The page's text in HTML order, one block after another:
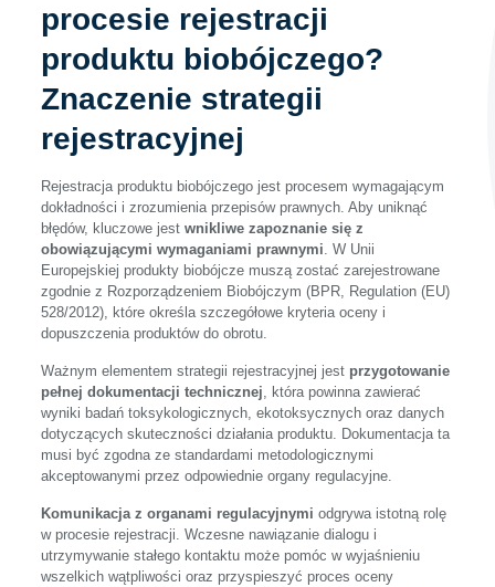
procesie rejestracji
produktu biobójczego?
Znaczenie strategii
rejestracyjnej
Rejestracja produktu biobójczego jest procesem wymagającym
dokładności i zrozumienia przepisów prawnych. Aby uniknąć
błędów, kluczowe jest wnikliwe zapoznanie się z
obowiązującymi wymaganiami prawnymi . W Unii
Europejskiej produkty biobójcze muszą zostać zarejestrowane
zgodnie z Rozporządzeniem Biobójczym (BPR, Regulation (EU)
528/2012), które określa szczegółowe kryteria oceny i
dopuszczenia produktów do obrotu.
Ważnym elementem strategii rejestracyjnej jest przygotowanie
pełnej dokumentacji technicznej , która powinna zawierać
wyniki badań toksykologicznych, ekotoksycznych oraz danych
dotyczących skuteczności działania produktu. Dokumentacja ta
musi być zgodna ze standardami metodologicznymi
akceptowanymi przez odpowiednie organy regulacyjne.
Komunikacja z organami regulacyjnymi odgrywa istotną rolę
w procesie rejestracji. Wczesne nawiązanie dialogu i
utrzymywanie stałego kontaktu może pomóc w wyjaśnieniu
wszelkich wątpliwości oraz przyspieszyć proces oceny